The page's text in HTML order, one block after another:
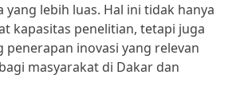
yang lebih luas. Hal ini tidak hanya
kapasitas penelitian, tetapi juga
inovasi yang relevan
masyarakat di Dakar dan